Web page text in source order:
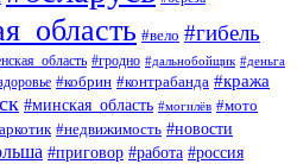
#вело #гибель
#гродно #дальнобойщик #деньга
#кобрин #контрабанда #кража
#минская_область #могилёв #мото
#недвижимость #новости
#приговор #работа #россия